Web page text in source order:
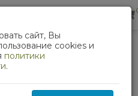
ROLLER 1000 BLUE
сайт, Вы
cookies и
политики
.